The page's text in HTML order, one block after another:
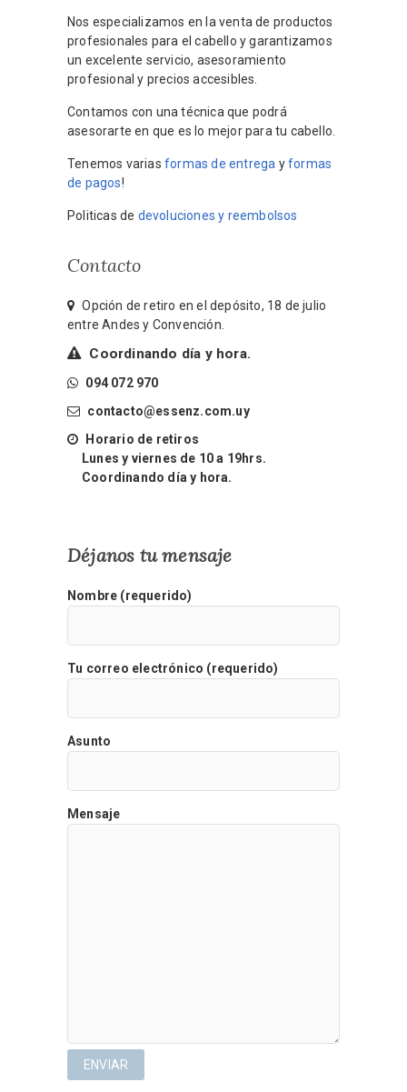
Nos especializamos en la venta de productos
profesionales para el cabello y garantizamos
un excelente servicio, asesoramiento
profesional y precios accesibles.
Contamos con una técnica que podrá
asesorarte en que es lo mejor para tu cabello.
Tenemos varias formas de entrega yformas
de pagos!
Politicas de devoluciones y reembolsos
Contacto
Opción de retiro en el depósito, 18 de julio
entre Andes y Convención.
Coordinando día y hora.
094 072 970
contacto@essenz.com.uy
Horario de retiros
Lunes y viernes de 10 a 19hrs.
Coordinando día y hora.
Déjanos tu mensaje
Nombre (requerido)
Tu correo electrónico (requerido)
Asunto
Mensaje